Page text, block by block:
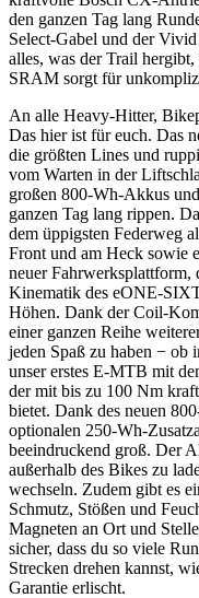
den ganzen Tag lang
Select-Gabel und der
alles, was der Trail
SRAM sorgt für
An alle Heavy-Hitter,
Das hier ist für euch. Das
die größten Lines und
vom Warten in der
großen 800-Wh-Akkus
ganzen Tag lang rippen.
dem üppigsten Federweg
Front und am Heck sowie
neuer Fahrwerksplattform,
Kinematik des eONE-
Höhen. Dank der Coil-
einer ganzen Reihe
jeden Spaß zu haben −
unser erstes E-MTB mit
der mit bis zu 100 Nm
bietet. Dank des neuen
optionalen 250-Wh-
beeindruckend groß. Der
außerhalb des Bikes zu
wechseln. Zudem gibt es
Schmutz, Stößen und
Magneten an Ort und
sicher, dass du so viele
Strecken drehen kannst,
Garantie erlischt.